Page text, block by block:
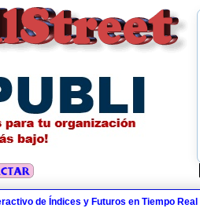
de Índices y Futuros en Tiempo Real